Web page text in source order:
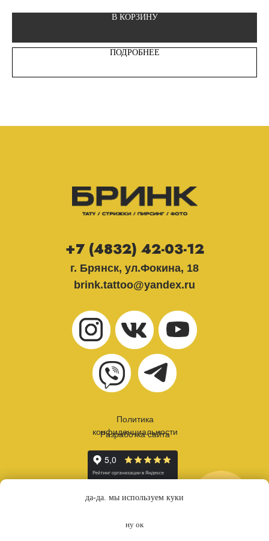
В КОРЗИНУ
ПОДРОБНЕЕ
г. Брянск, ул.Фокина, 18
brink.tattoo@yandex.ru
+7 (4832) 42-03-12
Политика
конфиденциальности
Разработка сайта
да-да. мы используем куки
ну ок